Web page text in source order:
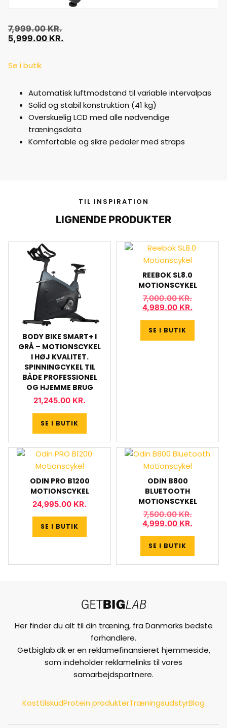
7,999.00KR.
5,999.00 KR.
Se i butik
Automatisk luftmodstand til variable intervalpas
Solid og stabil konstruktion (41 kg)
Overskuelig LCD med alle nødvendige
træningsdata
Komfortable og sikre pedaler med straps
TIL INSPIRATION
LIGNENDE PRODUKTER
BODY BIKE SMART+ I
GRÅ – MOTIONSCYKEL
I HØJ KVALITET.
SPINNINGCYKEL TIL
BÅDE PROFESSIONEL
OG HJEMME BRUG
21,245.00 KR.
SE I BUTIK
REEBOK SL8.0
MOTIONSCYKEL
7,000.00KR.
4,989.00 KR.
SE I BUTIK
ODIN PRO B1200
MOTIONSCYKEL
24,995.00 KR.
SE I BUTIK
ODIN B800
BLUETOOTH
MOTIONSCYKEL
7,500.00KR.
4,999.00 KR.
SE I BUTIK
Her finder du alt til din træning, fra Danmarks bedste
forhandlere.
Getbiglab.dk er en reklamefinansieret hjemmeside,
som indeholder reklamelinks til vores
samarbejdspartnere.
KosttilskudProtein produkterTræningsudstyrBlog